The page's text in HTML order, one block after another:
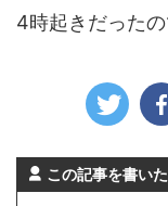
4時起きだったの
この記事を書い